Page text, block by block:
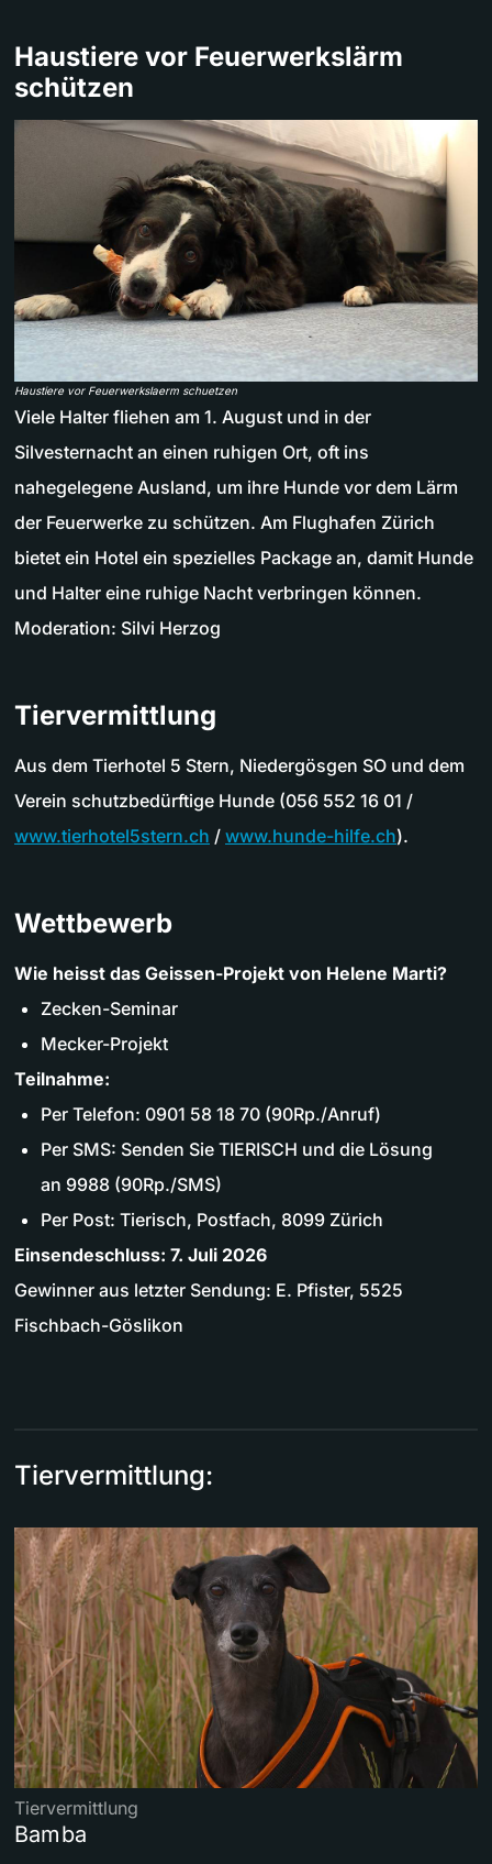
Haustiere vor Feuerwerkslärm
schützen
Haustiere vor Feuerwerkslaerm schuetzen
Viele Halter fliehen am 1. August und in der
Silvesternacht an einen ruhigen Ort, oft ins
nahegelegene Ausland, um ihre Hunde vor dem Lärm
der Feuerwerke zu schützen. Am Flughafen Zürich
bietet ein Hotel ein spezielles Package an, damit Hunde
und Halter eine ruhige Nacht verbringen können.
Moderation: Silvi Herzog
Tiervermittlung
Aus dem Tierhotel 5 Stern, Niedergösgen SO und dem
Verein schutzbedürftige Hunde (056 552 16 01 /
www.tierhotel5stern.ch / www.hunde-hilfe.ch).
Wettbewerb
Wie heisst das Geissen-Projekt von Helene Marti?
Zecken-Seminar
Mecker-Projekt
Teilnahme:
Per Telefon: 0901 58 18 70 (90Rp./Anruf)
Per SMS: Senden Sie TIERISCH und die Lösung
an 9988 (90Rp./SMS)
Per Post: Tierisch, Postfach, 8099 Zürich
Einsendeschluss: 7. Juli 2026
Gewinner aus letzter Sendung: E. Pfister, 5525
Fischbach-Göslikon
Tiervermittlung:
Tiervermittlung
Bamba